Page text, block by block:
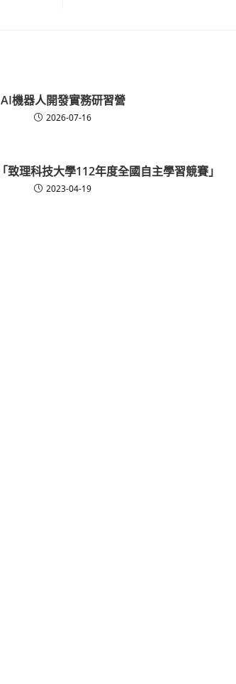
AI機器人開發實務研習營
2026-07-16
致理科技大學112年度全國自主學習競賽」
2023-04-19